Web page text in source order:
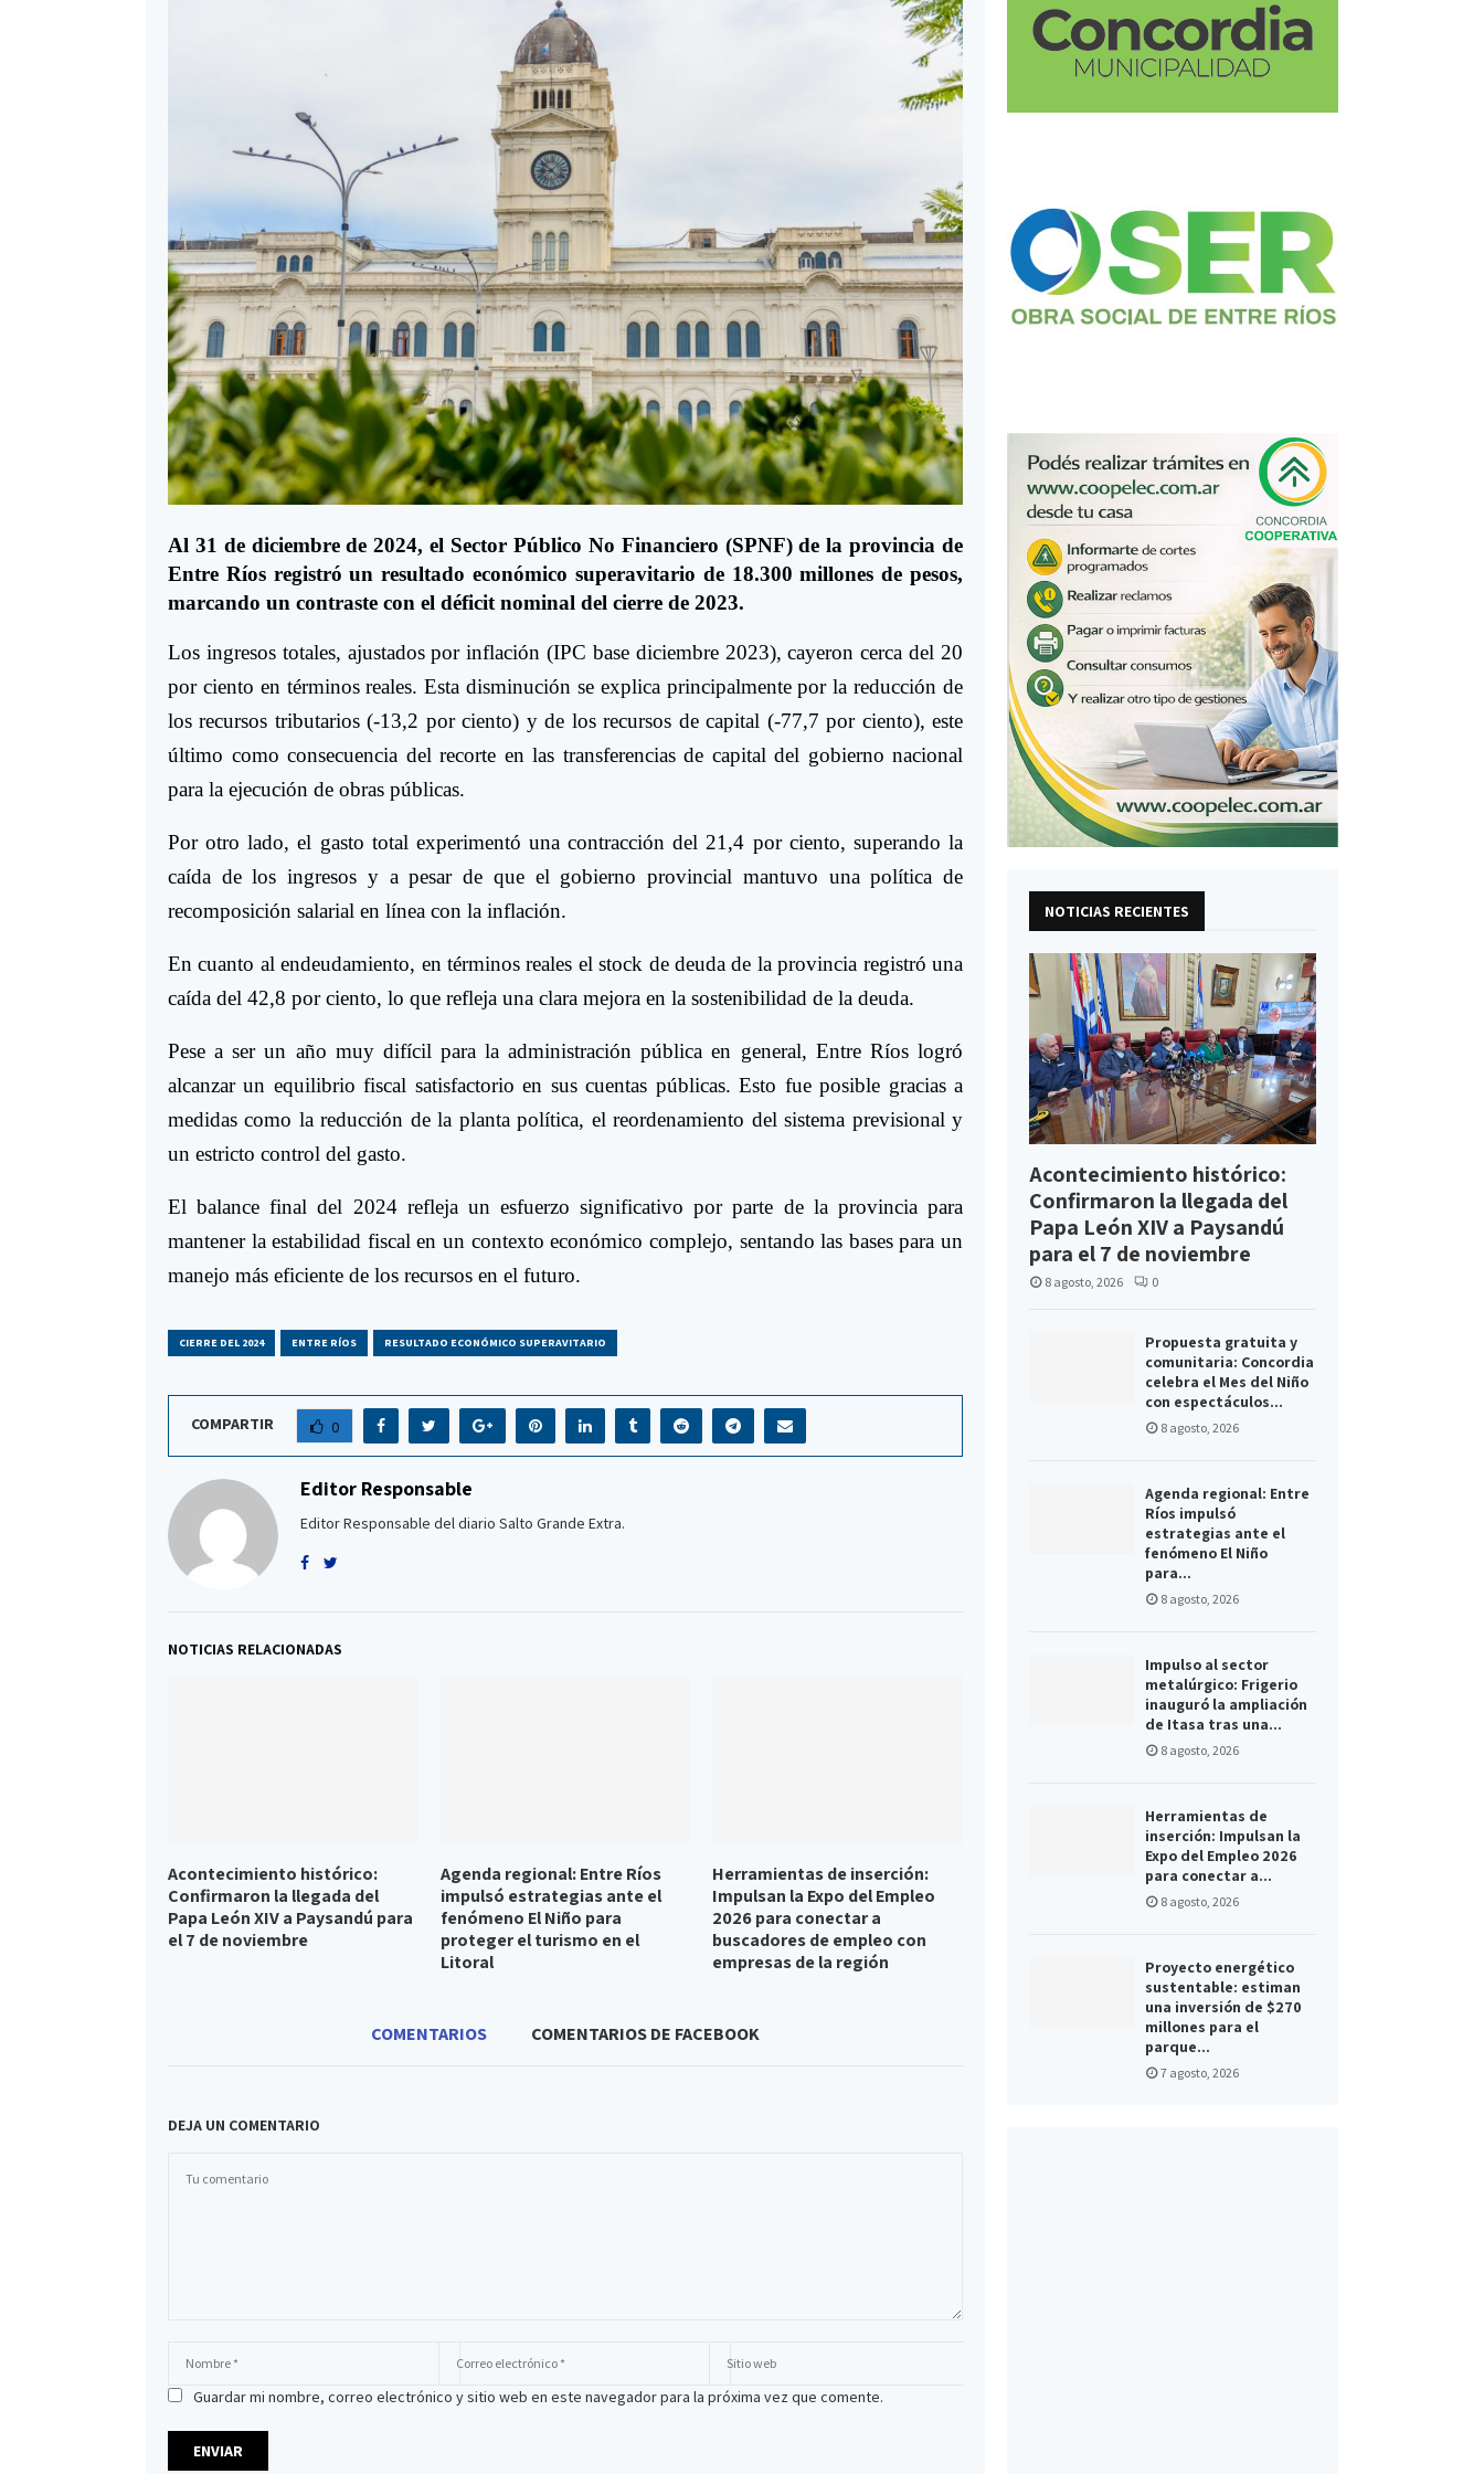
Al 31 de diciembre de 2024, el Sector Público No Financiero (SPNF) de la provincia de
Entre Ríos registró un resultado económico superavitario de 18.300 millones de pesos,
marcando un contraste con el déficit nominal del cierre de 2023.
Los ingresos totales, ajustados por inflación (IPC base diciembre 2023), cayeron cerca del 20
por ciento en términos reales. Esta disminución se explica principalmente por la reducción de
los recursos tributarios (-13,2 por ciento) y de los recursos de capital (-77,7 por ciento), este
último como consecuencia del recorte en las transferencias de capital del gobierno nacional
para la ejecución de obras públicas.
Por otro lado, el gasto total experimentó una contracción del 21,4 por ciento, superando la
caída de los ingresos y a pesar de que el gobierno provincial mantuvo una política de
recomposición salarial en línea con la inflación.
En cuanto al endeudamiento, en términos reales el stock de deuda de la provincia registró una
caída del 42,8 por ciento, lo que refleja una clara mejora en la sostenibilidad de la deuda.
Pese a ser un año muy difícil para la administración pública en general, Entre Ríos logró
alcanzar un equilibrio fiscal satisfactorio en sus cuentas públicas. Esto fue posible gracias a
medidas como la reducción de la planta política, el reordenamiento del sistema previsional y
un estricto control del gasto.
El balance final del 2024 refleja un esfuerzo significativo por parte de la provincia para
mantener la estabilidad fiscal en un contexto económico complejo, sentando las bases para un
manejo más eficiente de los recursos en el futuro.
CIERRE DEL 2024 ENTRE RÍOS RESULTADO ECONÓMICO SUPERAVITARIO
COMPARTIR 0
Editor Responsable
Editor Responsable del diario Salto Grande Extra.
NOTICIAS RELACIONADAS
Acontecimiento histórico:
Confirmaron la llegada del
Papa León XIV a Paysandú para
el 7 de noviembre
Agenda regional: Entre Ríos
impulsó estrategias ante el
fenómeno El Niño para
proteger el turismo en el
Litoral
Herramientas de inserción:
Impulsan la Expo del Empleo
2026 para conectar a
buscadores de empleo con
empresas de la región
COMENTARIOS COMENTARIOS DE FACEBOOK
DEJA UN COMENTARIO
Guardar mi nombre, correo electrónico y sitio web en este navegador para la próxima vez que comente.
NOTICIAS RECIENTES
Acontecimiento histórico:
Confirmaron la llegada del
Papa León XIV a Paysandú
para el 7 de noviembre
8 agosto, 2026 0
Propuesta gratuita y
comunitaria: Concordia
celebra el Mes del Niño
con espectáculos...
8 agosto, 2026
Agenda regional: Entre
Ríos impulsó
estrategias ante el
fenómeno El Niño
para...
8 agosto, 2026
Impulso al sector
metalúrgico: Frigerio
inauguró la ampliación
de Itasa tras una...
8 agosto, 2026
Herramientas de
inserción: Impulsan la
Expo del Empleo 2026
para conectar a...
8 agosto, 2026
Proyecto energético
sustentable: estiman
una inversión de $270
millones para el
parque...
7 agosto, 2026